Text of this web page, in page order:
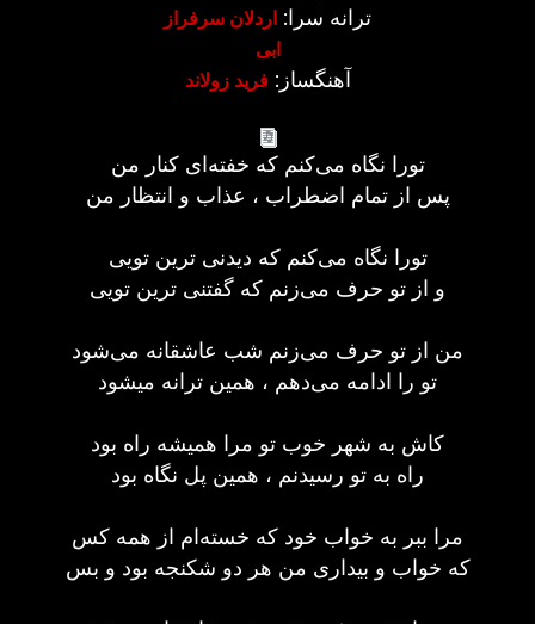
ترانه سرا: اردلان سرفراز
ابی
آهنگساز:فرید زولاند
تورا نگاه می‌کنم که خفته‌ای کنار من
پس از تمام اضطراب ، عذاب و انتظار من
تورا نگاه می‌کنم که دیدنی ترین تویی
و از تو حرف می‌زنم که گفتنی ترین تویی
من از تو حرف می‌زنم شب عاشقانه می‌شود
تو را ادامه می‌دهم ، همین ترانه میشود
کاش به شهر خوب تو مرا همیشه راه بود
راه به تو رسیدنم ، همین پل نگاه بود
مرا ببر به خواب خود که خسته‌ام از همه کس
که خواب و بیداری من هر دو شکنجه بود و بس